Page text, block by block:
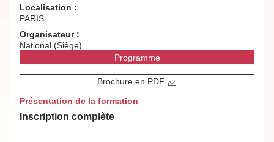
Localisation :
PARIS
Organisateur :
National (Siège)
Programme
Brochure en PDF
Présentation de la formation
Inscription complète